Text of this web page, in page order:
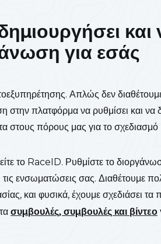
και
για εσάς
Απλώς δεν
πλατφόρμα να ρυθμίσει και να
στους πόρους μας για το σχεδιασμό
το RaceID. Ρυθμίστε το
τις ενσωματώσεις σας. Διαθέτουμε
και φυσικά, έχουμε σχεδιάσει τα
συμβουλές, συμβουλές και βίντεο